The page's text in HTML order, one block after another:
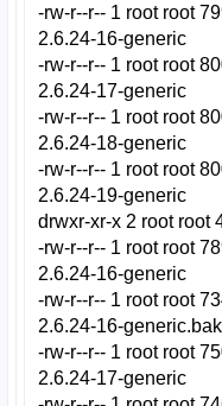
-rw-r--r-- 1 root root
2.6.24-16-generic
-rw-r--r-- 1 root root
2.6.24-17-generic
-rw-r--r-- 1 root root
2.6.24-18-generic
-rw-r--r-- 1 root root
2.6.24-19-generic
drwxr-xr-x 2 root root
-rw-r--r-- 1 root root
2.6.24-16-generic
-rw-r--r-- 1 root root
2.6.24-16-generic.bak
-rw-r--r-- 1 root root
2.6.24-17-generic